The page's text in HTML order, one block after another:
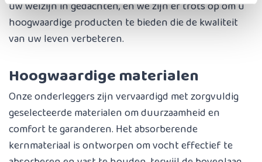
uw welzijn in gedachten, en we zijn er trots op om u
hoogwaardige producten te bieden die de kwaliteit
van uw leven verbeteren.
Hoogwaardige materialen
Onze onderleggers zijn vervaardigd met zorgvuldig
geselecteerde materialen om duurzaamheid en
comfort te garanderen. Het absorberende
kernmateriaal is ontworpen om vocht effectief te